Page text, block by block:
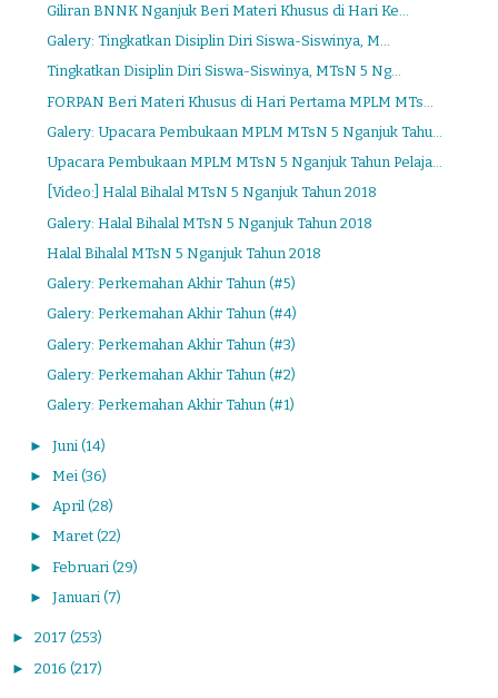
Giliran BNNK Nganjuk Beri Materi Khusus di Hari Ke...
Galery: Tingkatkan Disiplin Diri Siswa-Siswinya, M...
Tingkatkan Disiplin Diri Siswa-Siswinya, MTsN 5 Ng...
FORPAN Beri Materi Khusus di Hari Pertama MPLM MTs...
Galery: Upacara Pembukaan MPLM MTsN 5 Nganjuk Tahu...
Upacara Pembukaan MPLM MTsN 5 Nganjuk Tahun Pelaja...
[Video:] Halal Bihalal MTsN 5 Nganjuk Tahun 2018
Galery: Halal Bihalal MTsN 5 Nganjuk Tahun 2018
Halal Bihalal MTsN 5 Nganjuk Tahun 2018
Galery: Perkemahan Akhir Tahun (#5)
Galery: Perkemahan Akhir Tahun (#4)
Galery: Perkemahan Akhir Tahun (#3)
Galery: Perkemahan Akhir Tahun (#2)
Galery: Perkemahan Akhir Tahun (#1)
► Juni (14)
► Mei (36)
► April (28)
► Maret (22)
► Februari (29)
► Januari (7)
► 2017 (253)
► 2016 (217)